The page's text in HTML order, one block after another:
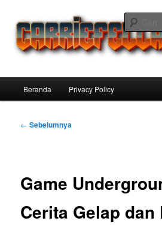
konten
utamaCarriefellart Pilihan
Offline Android
Kamu Coba
Beranda Privacy Policy
Navigasi
← Sebelumnya
Game
Cerita Gelap dan